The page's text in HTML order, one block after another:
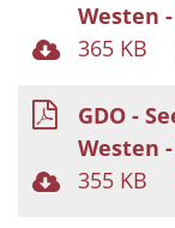
Westen -
365 KB
GDO -
Westen -
355 KB